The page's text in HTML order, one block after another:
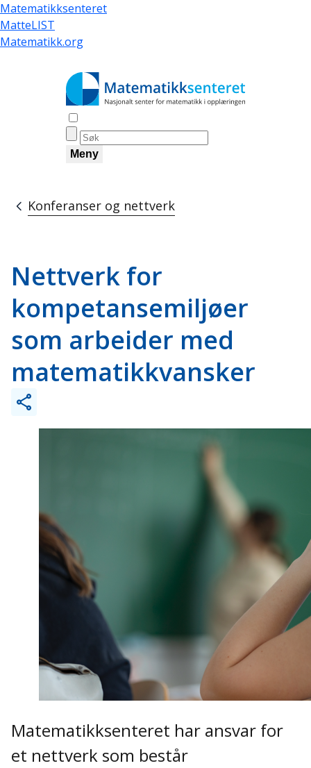
Hopp
til
hovedinnhold
Matematikksenteret
MatteLIST
Matematikk.org
Meny
Navigasjonssti
Konferanser og nettverk
Nettverk for
kompetansemiljøer
som arbeider med
matematikkvansker
Matematikksenteret har ansvar for
et nettverk som består